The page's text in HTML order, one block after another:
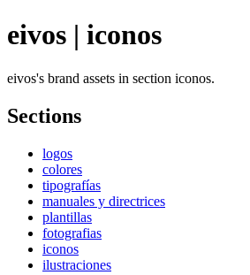
eivos | iconos
eivos's brand assets in section iconos.
Sections
logos
colores
tipografías
manuales y directrices
plantillas
fotografias
iconos
ilustraciones